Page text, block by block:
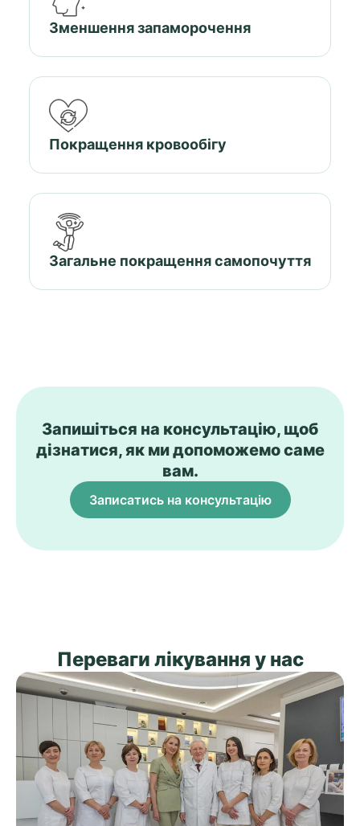
Зменшення запаморочення
Покращення кровообігу
Загальне покращення самопочуття
Запишіться на консультацію, щоб
дізнатися, як ми допоможемо саме
вам.
Записатись на консультацію
Переваги лікування у нас